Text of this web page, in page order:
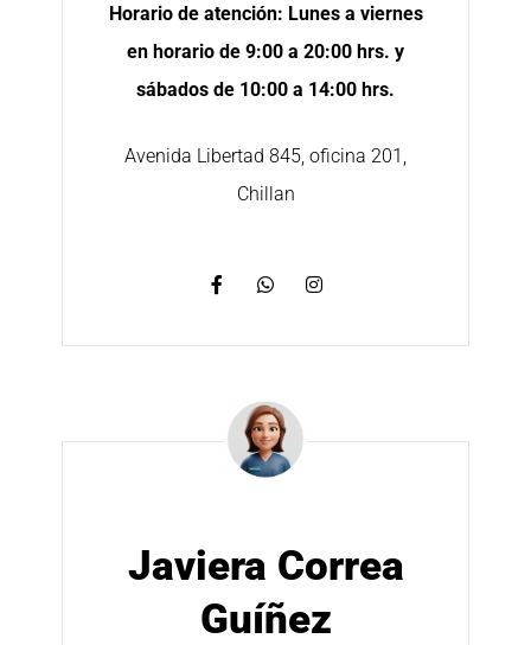
Horario de atención: Lunes a viernes
en horario de 9:00 a 20:00 hrs. y
sábados de 10:00 a 14:00 hrs.
Avenida Libertad 845, oficina 201,
Chillan
Javiera Correa
Guíñez